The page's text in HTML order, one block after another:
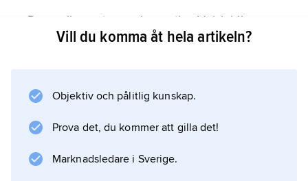
De vanligen stora och sportiga Voisinbilarna
kännetecknades av okonventionella
Vill du komma åt hela artikeln?
Objektiv och pålitlig kunskap.
Prova det, du kommer att gilla det!
Marknadsledare i Sverige.